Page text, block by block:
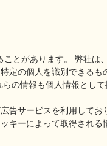
とがあります。 弊社は
定の個人を識別できるも
の情報も個人情報として
告サービスを利用してお
キーによって取得される